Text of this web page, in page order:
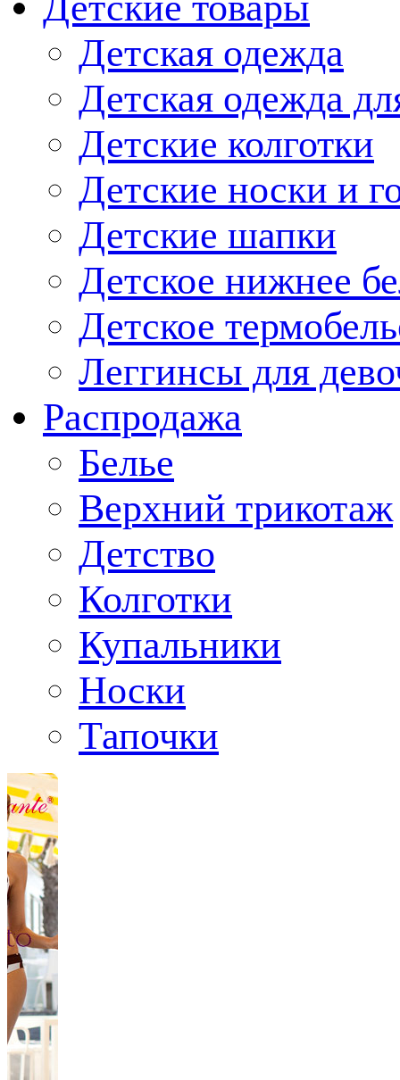
Детская одежда
Детская одежда
Детские колготки
Детские носки и
Детские шапки
Детское нижнее
Детское
Леггинсы для
Распродажа
Белье
Верхний трикотаж
Детство
Колготки
Купальники
Носки
Тапочки